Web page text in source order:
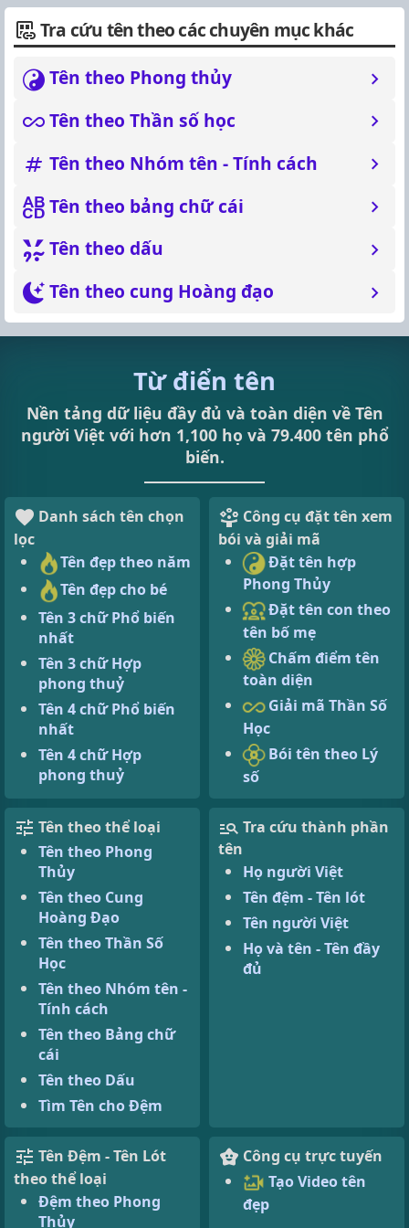
Tra cứu tên theo các chuyên mục khác
Tên theo Phong thủy
Tên theo Thần số học
Tên theo Nhóm tên - Tính cách
Tên theo bảng chữ cái
Tên theo dấu
Tên theo cung Hoàng đạo
Từ điển tên
Nền tảng dữ liệu đầy đủ và toàn diện về Tên
người Việt với hơn 1,100 họ và 79.400 tên phổ
biến.
Danh sách tên chọn
lọc
Tên đẹp theo năm
Tên đẹp cho bé
Tên 3 chữ Phổ biến
nhất
Tên 3 chữ Hợp
phong thuỷ
Tên 4 chữ Phổ biến
nhất
Tên 4 chữ Hợp
phong thuỷ
Công cụ đặt tên xem
bói và giải mã
Đặt tên hợp
Phong Thủy
Đặt tên con theo
tên bố mẹ
Chấm điểm tên
toàn diện
Giải mã Thần Số
Học
Bói tên theo Lý
số
Tên theo thể loại
Tên theo Phong
Thủy
Tên theo Cung
Hoàng Đạo
Tên theo Thần Số
Học
Tên theo Nhóm tên -
Tính cách
Tên theo Bảng chữ
cái
Tên theo Dấu
Tìm Tên cho Đệm
Tra cứu thành phần
tên
Họ người Việt
Tên đệm - Tên lót
Tên người Việt
Họ và tên - Tên đầy
đủ
Tên Đệm - Tên Lót
theo thể loại
Đệm theo Phong
Thủy
Công cụ trực tuyến
Tạo Video tên
đẹp